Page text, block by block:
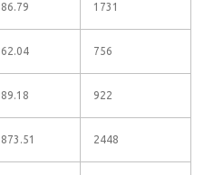
1731
756
922
2448